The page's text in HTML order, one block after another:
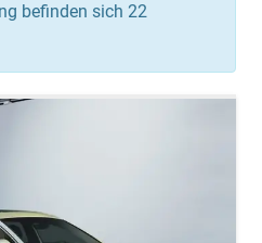
befinden sich 22